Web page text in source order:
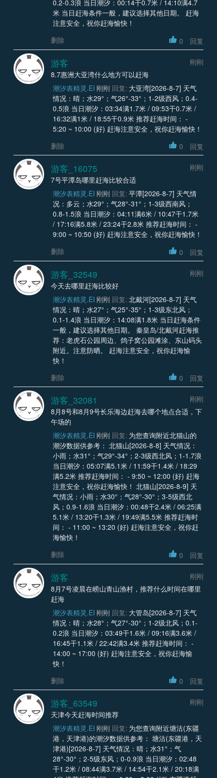
0.2-0.3浪 当日潮汐：00:14干0.7米 / 14:10满4.7
米 当日赶海条件一般，建议选择其他日期。 赶海
注意安全，祝你赶海愉快！
删除
0 回复
游客
刚刚
8.7惠洲大亚湾什么地方可以赶海
潮汐表精灵.EI 刚刚 回复: 大亚湾[2026-8-7] 天气
情况：晴；水29°；气26°-33°；1-2级西风；0.4-
0.5浪 当日潮汐：03:34满1.7米 / 09:53干0.7米 /
16:32满1米 / 18:55干0.9米 推荐赶海时间： -
5:20 ~ 10:00 (好) 赶海注意安全，祝你赶海愉快！
删除
0 回复
游客_16075
刚刚
7号平潭岛哪里赶海比较合适
潮汐表精灵.EI 刚刚 回复: 平潭[2026-8-7] 天气情
况：多云；水29°；气28°-31°；1-3级西南风；
0.8-1.5浪 当日潮汐：04:11满6米 / 10:47干1.7米
/ 17:16满5.8米 / 23:24干2.8米 推荐赶海时间： -
9:00 ~ 10:50 (好) 赶海注意安全，祝你赶海愉快！
删除
0 回复
游客_32549
刚刚
今天去哪里赶海比较好
潮汐表精灵.EI 刚刚 回复: 北戴河[2026-8-7] 天气
情况：晴；水27°；气25°-35°；1-3级东北风；
0.1-1.4浪 当日潮汐：14:08满1.8米 当日赶海条件
一般，建议选择其他日期。 秦皇岛/北戴河赶海推
荐：老虎石公园周边、鸽子窝公园滩涂、东山码头
附近。注意防晒。 赶海注意安全，祝你赶海愉
快！
删除
0 回复
游客_32081
刚刚
8月8号和8月9号长乐海边赶海去哪个地点合适，下
午场的
潮汐表精灵.EI 刚刚 回复: 为您查询附近北猫山的
潮汐数据供参考： 北猫山[2026-8-8] 天气情况：
小雨；水31°；气29°-34°；2-3级西北风；1-1.7浪
当日潮汐：05:07满5.1米 / 11:59干1.4米 / 18:29
满5.2米 推荐赶海时间： - 9:50 ~ 12:00 (好) 赶海
注意安全，祝你赶海愉快！ 北猫山[2026-8-9] 天
气情况：小雨；水30°；气28°-30°；3-5级西北
风；0.9-1.6浪 当日潮汐：00:48干2.4米 / 06:25满
5.1米 / 13:20干1.3米 / 19:49满5.5米 推荐赶海时
间： - 11:00 ~ 13:20 (好) 赶海注意安全，祝你赶
海愉快！
删除
0 回复
游客
刚刚
8月7号凌晨在崂山青山渔村，推荐什么时间在哪里
赶海
潮汐表精灵.EI 刚刚 回复: 大管岛[2026-8-7] 天气
情况：晴；水28°；气27°-30°；1-2级北风；0.1-
0.2浪 当日潮汐：03:49干1.6米 / 09:16满3.6米 /
16:45干1.1米 / 22:42满3.4米 推荐赶海时间： -
14:00 ~ 17:00 (好) 赶海注意安全，祝你赶海愉
快！
删除
0 回复
游客_63549
刚刚
天津今天赶海时间推荐
潮汐表精灵.EI 刚刚 回复: 为您查询附近塘沽(东疆
港，天津港)的潮汐数据供参考： 塘沽(东疆港，天
津港)[2026-8-7] 天气情况：晴；水31°；气
28°-30°；2-5级东风；0-0.9浪 当日潮汐：02:48
干1.2米 / 08:44满3.7米 / 14:54干2.1米 / 20:18满